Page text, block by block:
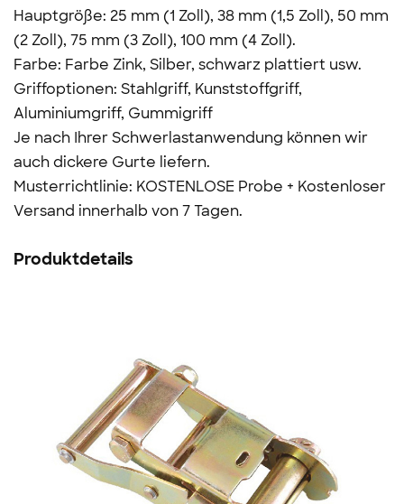
Hauptgröße: 25 mm (1 Zoll), 38 mm (1,5 Zoll), 50 mm
(2 Zoll), 75 mm (3 Zoll), 100 mm (4 Zoll).
Farbe: Farbe Zink, Silber, schwarz plattiert usw.
Griffoptionen: Stahlgriff, Kunststoffgriff,
Aluminiumgriff, Gummigriff
Je nach Ihrer Schwerlastanwendung können wir
auch dickere Gurte liefern.
Musterrichtlinie: KOSTENLOSE Probe + Kostenloser
Versand innerhalb von 7 Tagen.
Produktdetails